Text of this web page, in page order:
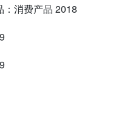
消费产品 2018